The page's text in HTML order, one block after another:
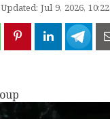
Updated: Jul 9, 2026,